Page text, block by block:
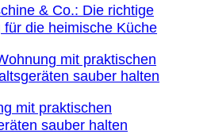
& Co.: Die richtige
für die heimische Küche
mit praktischen
sauber halten